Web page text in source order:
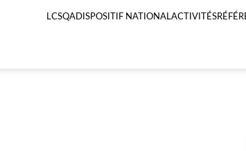
LCSQADISPOSITIF NATIONALACTIVITÉS